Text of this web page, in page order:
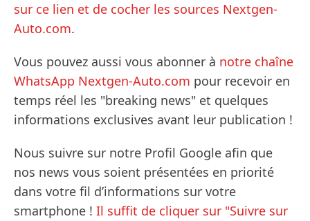
sur ce lien et de cocher les sources Nextgen-
Auto.com.
Vous pouvez aussi vous abonner à notre chaîne
WhatsApp Nextgen-Auto.com pour recevoir en
temps réel les "breaking news" et quelques
informations exclusives avant leur publication !
Nous suivre sur notre Profil Google afin que
nos news vous soient présentées en priorité
dans votre fil d’informations sur votre
smartphone ! Il suffit de cliquer sur "Suivre sur